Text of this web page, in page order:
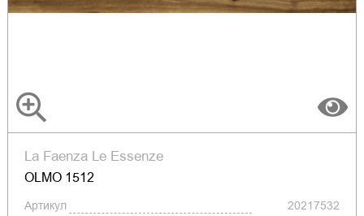
La Faenza Le Essenze
OLMO 1512
Артикул
20217532